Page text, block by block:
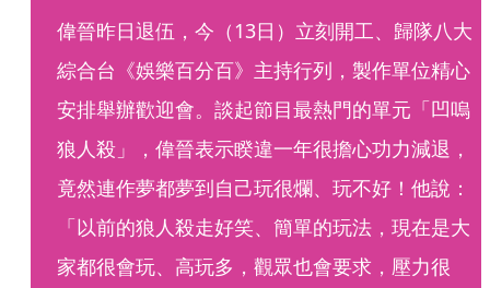
偉晉昨日退伍，今（13日）立刻開工、歸隊八大
綜合台《娛樂百分百》主持行列，製作單位精心
安排舉辦歡迎會。談起節目最熱門的單元「凹嗚
狼人殺」，偉晉表示睽違一年很擔心功力減退，
竟然連作夢都夢到自己玩很爛、玩不好！他說：
「以前的狼人殺走好笑、簡單的玩法，現在是大
家都很會玩、高玩多，觀眾也會要求，壓力很